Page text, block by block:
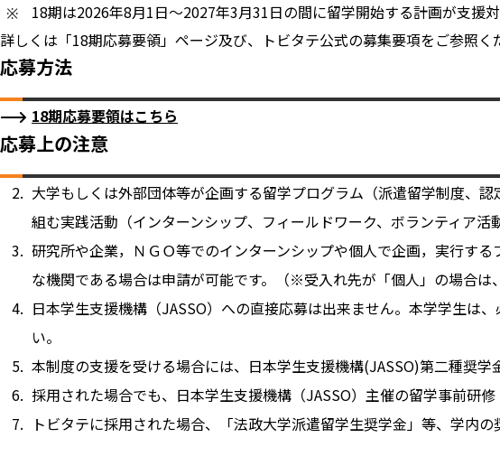
18期は2026年8月1日～2027年3月31日の間に留学開始する計画が支援
詳しくは「18期応募要領」ページ及び、トビタテ公式の募集要項をご参照く
応募方法
18期応募要領はこちら
応募上の注意
大学もしくは外部団体等が企画する留学プログラム（派遣留学制度、認
組む実践活動（インターンシップ、フィールドワーク、ボランティア活
研究所や企業，ＮＧＯ等でのインターンシップや個人で企画，実行す
な機関である場合は申請が可能です。（※受入れ先が「個人」の場合は
日本学生支援機構（JASSO）への直接応募は出来ません。本学学生は
い。
本制度の支援を受ける場合には、日本学生支援機構(JASSO)第二種奨学
採用された場合でも、日本学生支援機構（JASSO）主催の留学事前研
トビタテに採用された場合、「法政大学派遣留学生奨学金」等、学内の